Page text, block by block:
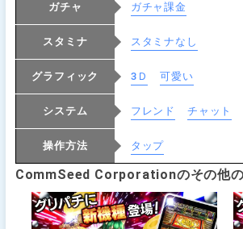
ガチャ ガチャ課金
スタミナ スタミナなし
グラフィック 3Ｄ 可愛い
システム フレンド チャット
操作方法 タップ
CommSeed Corporationのその他